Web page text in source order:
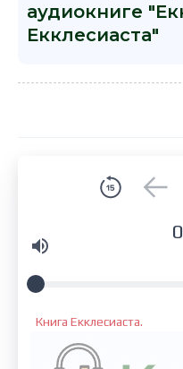
аудиокниге
Екклесиаста"
Книга Екклесиаста.